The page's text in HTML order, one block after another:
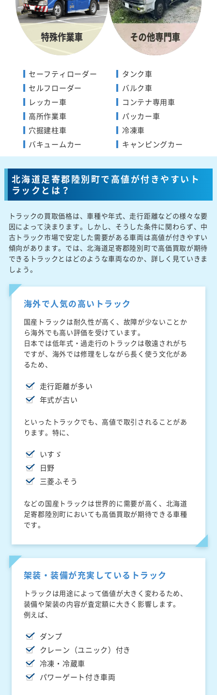
セーフティローダー
セルフローダー
レッカー車
高所作業車
穴掘建柱車
バキュームカー
タンク車
バルク車
コンテナ専用車
パッカー車
冷凍車
キャンピングカー
北海道足寄郡陸別町で高値が付きやすいト
ラックとは？
トラックの買取価格は、車種や年式、走行距離などの様々な要
因によって決まります。しかし、そうした条件に関わらず、中
古トラック市場で安定した需要がある車両は高値が付きやすい
傾向があります。では、北海道足寄郡陸別町で高価買取が期待
できるトラックとはどのような車両なのか、詳しく見ていきま
しょう。
海外で人気の高いトラック
国産トラックは耐久性が高く、故障が少ないことか
ら海外でも高い評価を受けています。
日本では低年式・過走行のトラックは敬遠されがち
ですが、海外では修理をしながら長く使う文化があ
るため、
走行距離が多い
年式が古い
といったトラックでも、高値で取引されることがあ
ります。特に、
いすゞ
日野
三菱ふそう
などの国産トラックは世界的に需要が高く、北海道
足寄郡陸別町においても高価買取が期待できる車種
です。
架装・装備が充実しているトラック
トラックは用途によって価値が大きく変わるため、
装備や架装の内容が査定額に大きく影響します。
例えば、
ダンプ
クレーン（ユニック）付き
冷凍・冷蔵車
パワーゲート付き車両